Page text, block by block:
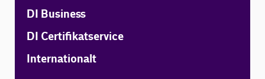
DI Business
DI Certifikatservice
Internationalt